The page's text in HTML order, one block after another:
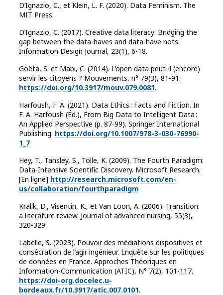
D’Ignazio, C., et Klein, L. F. (2020). Data Feminism. The
MIT Press.
D’Ignazio, C. (2017). Creative data literacy: Bridging the
gap between the data-haves and data-have nots.
Information Design Journal, 23(1), 6-18.
Goëta, S. et Mabi, C. (2014). L’open data peut-il (encore)
servir les citoyens ? Mouvements, n° 79(3), 81-91.
https://doi.org/10.3917/mouv.079.0081.
Harfoush, F. A. (2021). Data Ethics : Facts and Fiction. In
F. A. Harfoush (Éd.), From Big Data to Intelligent Data :
An Applied Perspective (p. 87‑99). Springer International
Publishing. https://doi.org/10.1007/978-3-030-76990-
1_7
Hey, T., Tansley, S., Tolle, K. (2009). The Fourth Paradigm:
Data-Intensive Scientific Discovery. Microsoft Research.
[En ligne] http://research.microsoft.com/en-
us/collaboration/fourthparadigm
Kralik, D., Visentin, K., et Van Loon, A. (2006). Transition:
a literature review. Journal of advanced nursing, 55(3),
320-329.
Labelle, S. (2023). Pouvoir des médiations dispositives et
consécration de l’agir ingénieur. Enquête sur les politiques
de données en France. Approches Théoriques en
Information-Communication (ATIC), N° 7(2), 101-117.
https://doi-org.docelec.u-
bordeaux.fr/10.3917/atic.007.0101.